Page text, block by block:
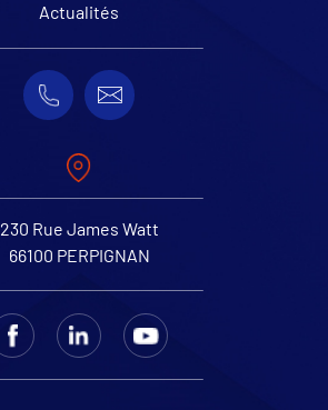
Actualités
230 Rue James Watt
66100 PERPIGNAN